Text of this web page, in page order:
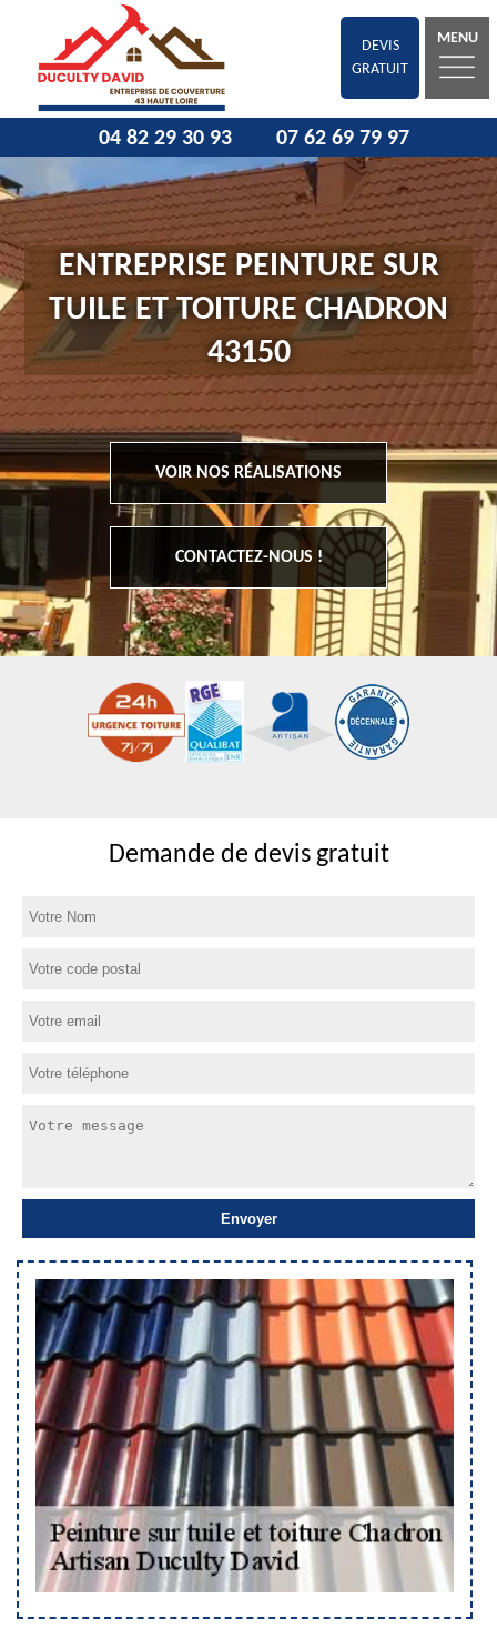
DEVIS
GRATUIT
MENU
04 82 29 30 93 07 62 69 79 97
ENTREPRISE PEINTURE SUR
TUILE ET TOITURE CHADRON
43150
VOIR NOS RÉALISATIONS
CONTACTEZ-NOUS !
Demande de devis gratuit